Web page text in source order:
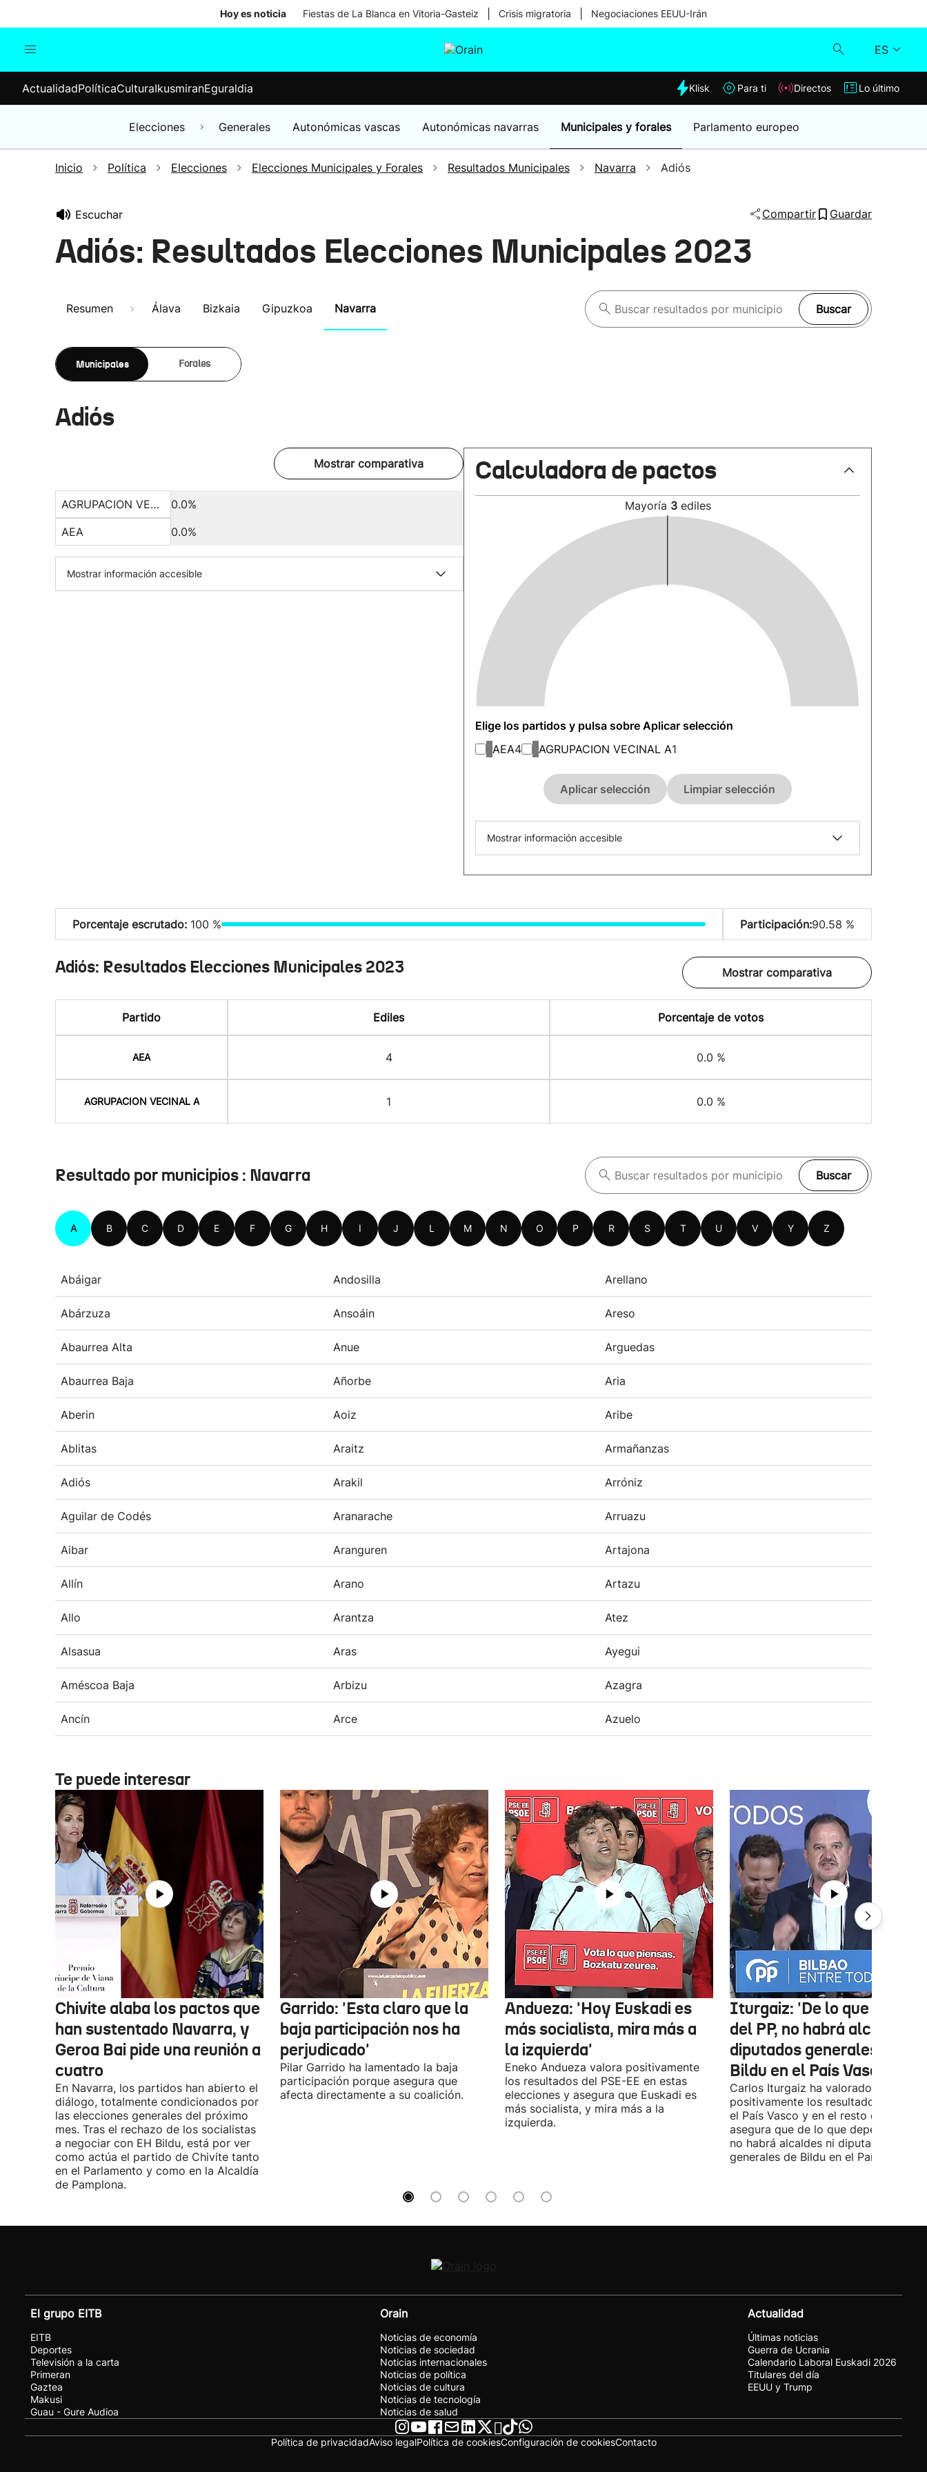
Hoy es noticia Fiestas de La Blanca en Vitoria-Gasteiz Crisis migratoria Negociaciones EEUU-Irán
ES
Elecciones
Klisk
Lo último
ActualidadPolíticaCulturaIkusmiranEguraldia Klisk Para ti Directos Lo último
Elecciones Generales Autonómicas vascas Autonómicas navarras Municipales y forales Parlamento europeo
Inicio Política Elecciones Elecciones Municipales y Forales Resultados Municipales Navarra Adiós
Escuchar Compartir Guardar
Adiós: Resultados Elecciones Municipales 2023
Resumen Álava Bizkaia Gipuzkoa Navarra Buscar
Municipales Forales
Adiós
Mostrar comparativa
AGRUPACION VECINAL A
0.0%
AEA
0.0%
Mostrar información accesible
Calculadora de pactos
Mayoría 3 ediles
Elige los partidos y pulsa sobre Aplicar selección
AEA4 AGRUPACION VECINAL A1
Aplicar selección Limpiar selección
Mostrar información accesible
Porcentaje escrutado: 100 % Participación:90.58 %
Adiós: Resultados Elecciones Municipales 2023 Mostrar comparativa
Partido Ediles Porcentaje de votos
AEA 4 0.0 %
AGRUPACION VECINAL A 1 0.0 %
Resultado por municipios : Navarra Buscar
A B C D E F G H I J L M N O P R S T U V Y Z
Abáigar Andosilla Arellano
Abárzuza Ansoáin Areso
Abaurrea Alta Anue Arguedas
Abaurrea Baja Añorbe Aria
Aberin Aoiz Aribe
Ablitas Araitz Armañanzas
Adiós Arakil Arróniz
Aguilar de Codés Aranarache Arruazu
Aibar Aranguren Artajona
Allín Arano Artazu
Allo Arantza Atez
Alsasua Aras Ayegui
Améscoa Baja Arbizu Azagra
Ancín Arce Azuelo
Te puede interesar
Chivite alaba los pactos que
han sustentado Navarra, y
Geroa Bai pide una reunión a
cuatro
En Navarra, los partidos han abierto el
diálogo, totalmente condicionados por
las elecciones generales del próximo
mes. Tras el rechazo de los socialistas
a negociar con EH Bildu, está por ver
como actúa el partido de Chivite tanto
en el Parlamento y como en la Alcaldía
de Pamplona.
Garrido: 'Esta claro que la
baja participación nos ha
perjudicado'
Pilar Garrido ha lamentado la baja
participación porque asegura que
afecta directamente a su coalición.
Andueza: 'Hoy Euskadi es
más socialista, mira más a
la izquierda'
Eneko Andueza valora positivamente
los resultados del PSE-EE en estas
elecciones y asegura que Euskadi es
más socialista, y mira más a la
izquierda.
Iturgaiz: 'De lo que
del PP, no habrá alcaldes ni
diputados generales de
Bildu en el País Vasco'
Carlos Iturgaiz ha valorado
positivamente los resultados del PP
el País Vasco y en el resto de
asegura que de lo que dependa del
no habrá alcaldes ni diputados
generales de Bildu en el País Vasco.
El grupo EITB
EITB
Deportes
Televisión a la carta
Primeran
Gaztea
Makusi
Guau - Gure Audioa
Orain
Noticias de economía
Noticias de sociedad
Noticias internacionales
Noticias de política
Noticias de cultura
Noticias de tecnología
Noticias de salud
Actualidad
Últimas noticias
Guerra de Ucrania
Calendario Laboral Euskadi 2026
Titulares del día
EEUU y Trump
Política de privacidadAviso legalPolítica de cookiesConfiguración de cookiesContacto